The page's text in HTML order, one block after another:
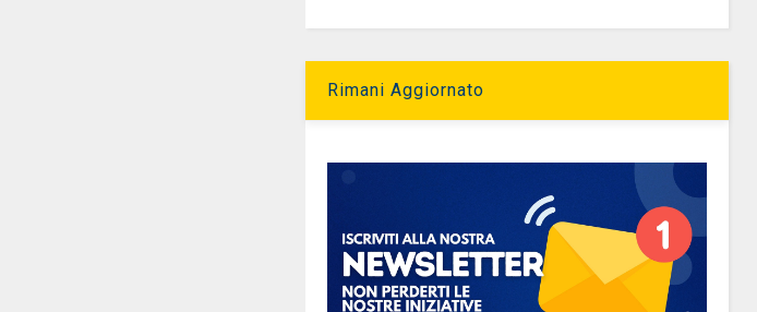
Rimani Aggiornato